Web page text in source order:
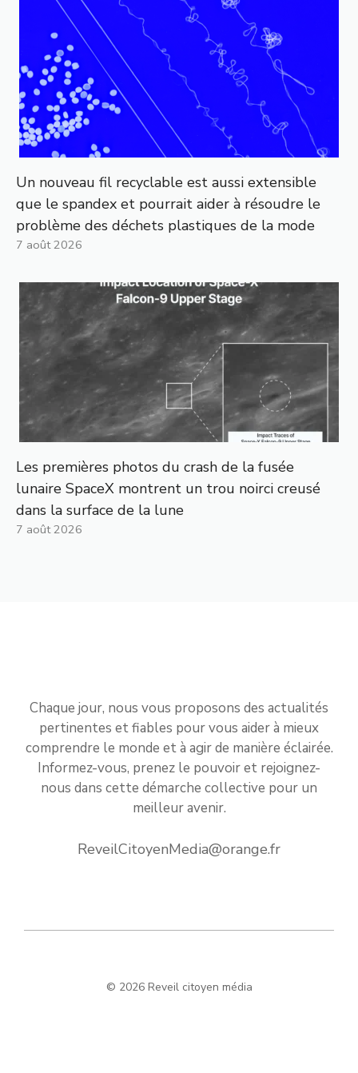
Un nouveau fil recyclable est aussi extensible
que le spandex et pourrait aider à résoudre le
problème des déchets plastiques de la mode
7 août 2026
Les premières photos du crash de la fusée
lunaire SpaceX montrent un trou noirci creusé
dans la surface de la lune
7 août 2026
Chaque jour, nous vous proposons des actualités
pertinentes et fiables pour vous aider à mieux
comprendre le monde et à agir de manière éclairée.
Informez-vous, prenez le pouvoir et rejoignez-
nous dans cette démarche collective pour un
meilleur avenir.
ReveilCitoyenMedia@orange.fr
© 2026 Reveil citoyen média